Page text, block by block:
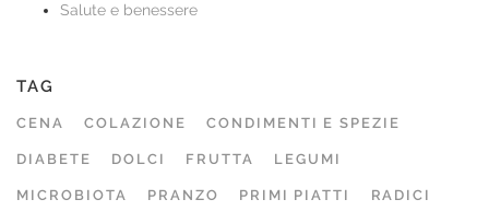
Salute e benessere
TAG
CENA COLAZIONE CONDIMENTI E SPEZIE
DIABETE DOLCI FRUTTA LEGUMI
MICROBIOTA PRANZO PRIMI PIATTI RADICI